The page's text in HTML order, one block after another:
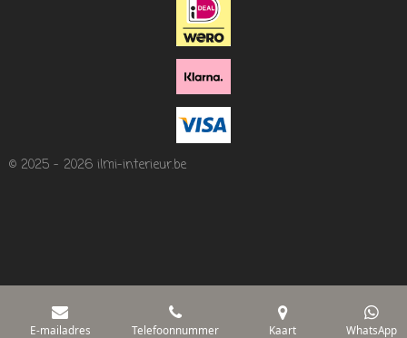
© 2025 - 2026 ilmi-interieur.be
E-mailadres Telefoonnummer Kaart WhatsApp